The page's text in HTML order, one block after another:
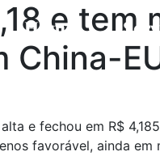
Homee tem
China-
e fechou em R$
favorável, ainda